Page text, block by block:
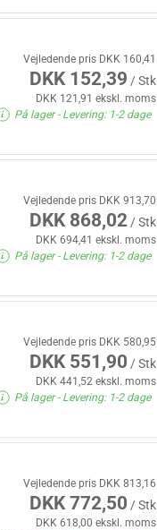
Vejledende pris DKK 160,41
DKK 152,39 / Stk
DKK 121,91 ekskl. moms
På lager- Levering: 1-2 dage
Vejledende pris DKK 913,70
DKK 868,02 / Stk
DKK 694,41 ekskl. moms
På lager- Levering: 1-2 dage
Vejledende pris DKK 580,95
DKK 551,90 / Stk
DKK 441,52 ekskl. moms
På lager- Levering: 1-2 dage
Vejledende pris DKK 813,16
DKK 772,50 / Stk
DKK 618,00 ekskl. moms